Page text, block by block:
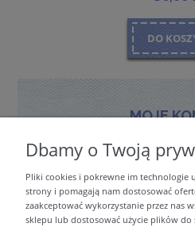
DO
MOJE
PŁATNOŚCI I
Dbamy o Twoją
Pliki cookies i pokrewne im technologie
strony i pomagają nam dostosować
zaakceptować wykorzystanie przez nas
sklepu lub dostosować użycie plików